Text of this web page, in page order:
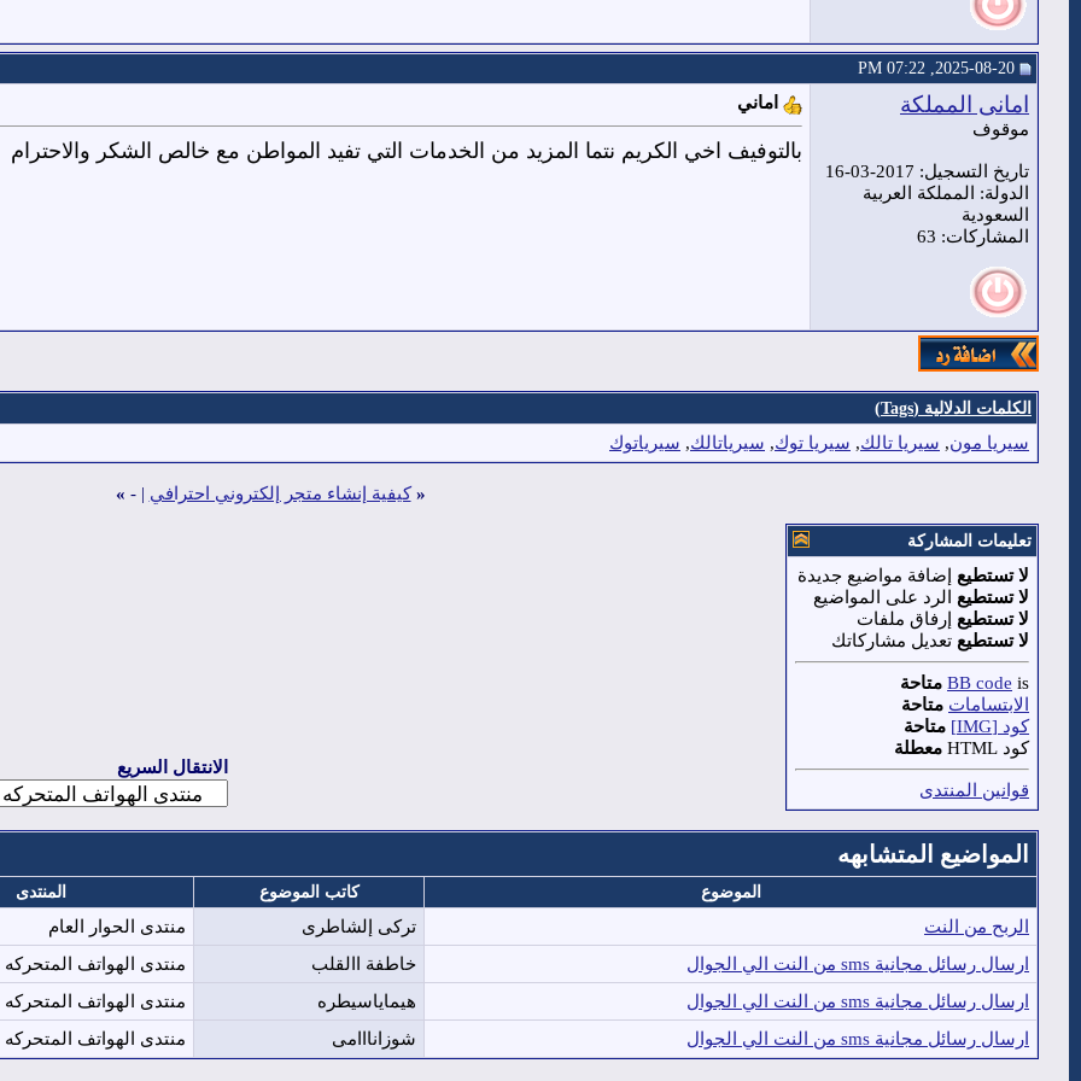
امانى المملكة
موقوف
تاريخ التسجيل: 2017-03-16
الدولة: المملكة العربية
السعودية
المشاركات: 63
اماني
بالتوفيف اخي الكريم نتما المزيد من الخدمات التي تفيد المواطن مع خالص الشكر والاحترام
الكلمات الدلالية (Tags)
سيريا مون, سيريا تالك, سيريا توك, سيرياتالك, سيرياتوك
« كيفية إنشاء متجر إلكتروني احترافي |
-
»
تعليمات المشاركة
لا تستطيع إضافة مواضيع جديدة
لا تستطيع الرد على المواضيع
لا تستطيع إرفاق ملفات
لا تستطيع تعديل مشاركاتك
BB code is
متاحة
الابتسامات متاحة
كود [IMG]
متاحة
كود HTML
معطلة
قوانين المنتدى
الانتقال السريع
المواضيع المتشابهه
الموضوع كاتب الموضوع المنتدى
الربح من النت تركى إلشاطرى
منتدى الحوار العام
ارسال رسائل مجانية sms من النت الي الجوال
خاطفة االقلب
منتدى الهواتف
ارسال رسائل مجانية sms من النت الي الجوال
هيماياسيطره
منتدى الهواتف
ارسال رسائل مجانية sms من النت الي الجوال
شوزانااامى منتدى الهواتف